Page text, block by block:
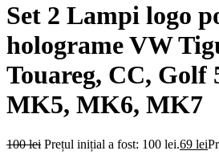
Set 2 Lampi logo
holograme VW
Touareg, CC, Golf
MK5, MK6, MK7
100lei Prețul inițial a fost: 100 lei.69 lei